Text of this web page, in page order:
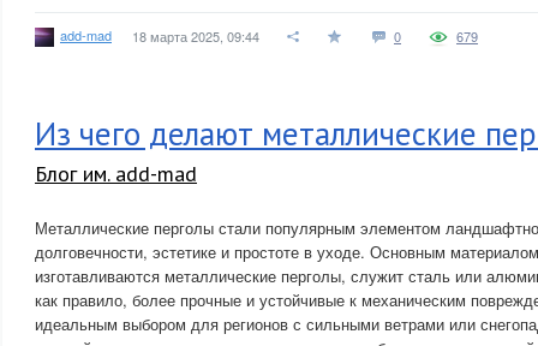
add-mad 18 марта 2025, 09:44 0 679
Из чего делают металлические
Блог им. add-mad
Металлические перголы стали популярным элементом
долговечности, эстетике и простоте в уходе. Основным
изготавливаются металлические перголы, служит сталь или
как правило, более прочные и устойчивые к механическим
идеальным выбором для регионов с сильными ветрами или